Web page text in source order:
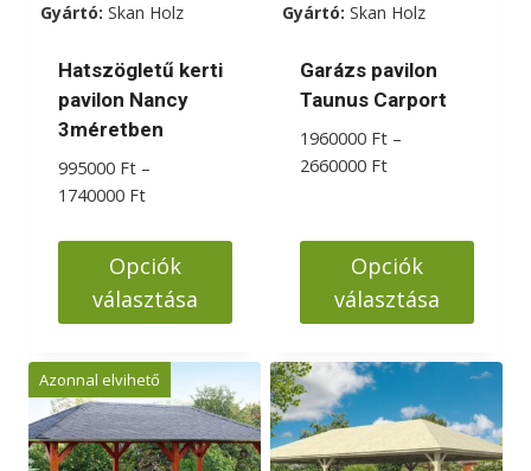
Gyártó: Skan Holz
Hatszögletű kerti
pavilon Nancy
3méretben
995000 Ft –
1740000 FtÁrtartomány:
-
1740000 Ft
Opciók
választása
a
terméknek
több
Gyártó: Skan Holz
Garázs pavilon
Taunus Carport
1960000 Ft –
2660000 FtÁrtartomány:
2660000 Ft
Opciók
választása
a
terméknek
több
Azonnal elvihető